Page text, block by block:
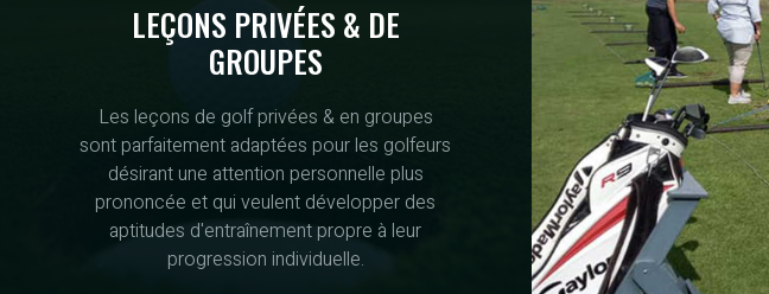
LEÇONS PRIVÉES & DE
GROUPES
Les leçons de golf privées & en groupes
sont parfaitement adaptées pour les golfeurs
désirant une attention personnelle plus
prononcée et qui veulent développer des
aptitudes d'entraînement propre à leur
progression individuelle.